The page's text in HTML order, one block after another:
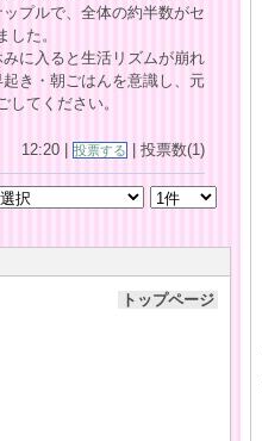
プルで、全体の約半数がセ
した。
に入ると生活リズムが崩れ
き・朝ごはんを意識し、元
してください。
12:20 | 投票する | 投票数(1)
トップページ